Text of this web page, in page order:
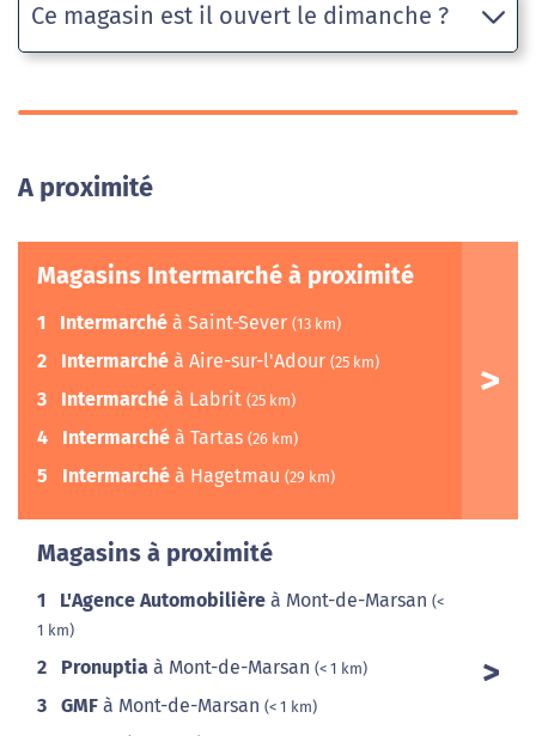
Ce magasin est il ouvert le dimanche ?
A proximité
Magasins Intermarché à proximité
1 Intermarché à Saint-Sever (13 km)
2 Intermarché à Aire-sur-l'Adour (25 km)
3 Intermarché à Labrit (25 km)
4 Intermarché à Tartas (26 km)
5 Intermarché à Hagetmau (29 km)
Magasins à proximité
1 L'Agence Automobilière à Mont-de-Marsan (<
1 km)
2 Pronuptia à Mont-de-Marsan (< 1 km)
3 GMF à Mont-de-Marsan (< 1 km)